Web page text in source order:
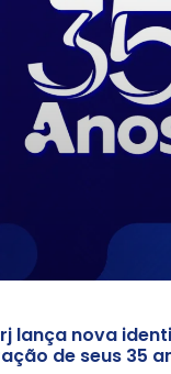
lança nova
de seus 35